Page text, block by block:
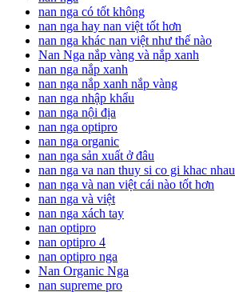
nan nga có tốt không
nan nga hay nan việt tốt hơn
nan nga khác nan việt như thế nào
Nan Nga nắp vàng và nắp xanh
nan nga nắp xanh
nan nga nắp xanh nắp vàng
nan nga nhập khẩu
nan nga nội địa
nan nga optipro
nan nga organic
nan nga sản xuất ở đâu
nan nga va nan thuy si co gi khac nhau
nan nga và nan việt cái nào tốt hơn
nan nga và việt
nan nga xách tay
nan optipro
nan optipro 4
nan optipro nga
Nan Organic Nga
nan supreme pro